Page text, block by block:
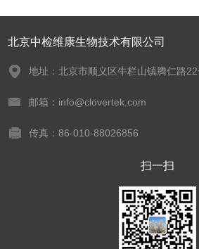
北京中检维康生物技术有限公司
地址：北京市顺义区牛栏山镇腾仁路
邮箱：info@clovertek.com
传真：86-010-88026856
扫一扫